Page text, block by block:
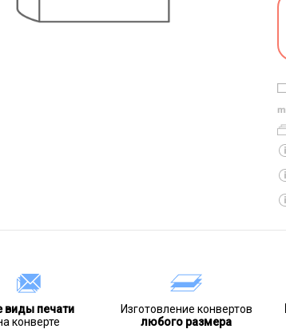
виды печати
конверте
Изготовление конвертов
любого размера